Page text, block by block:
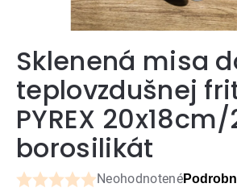
Sklenená misa
teplovzdušnej
PYREX
borosilikát
Priemerné
Neohodnotené